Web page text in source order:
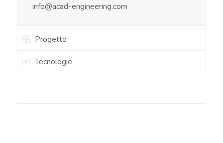
info@acad-engineering.com
Progetto
Tecnologie